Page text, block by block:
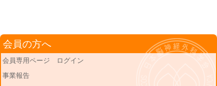
会員の方へ
会員専用ページ ログイン
事業報告